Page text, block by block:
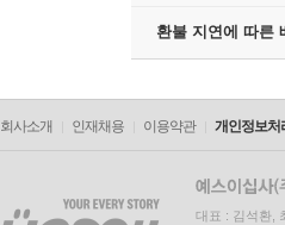
환불 지연에 따른
회사소개 인재채용 이용약관 개인정보처
대표 : 김석환,